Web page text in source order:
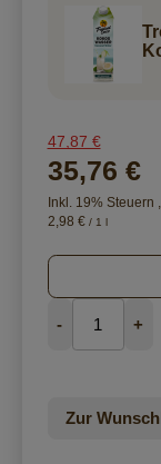
47,87 €
35,76 €
Inkl. 19% Steuern ,
2,98 €/ 1 l
- +
Zur